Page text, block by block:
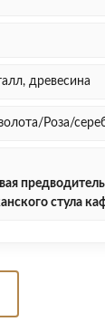
древесина
Роза/
стула